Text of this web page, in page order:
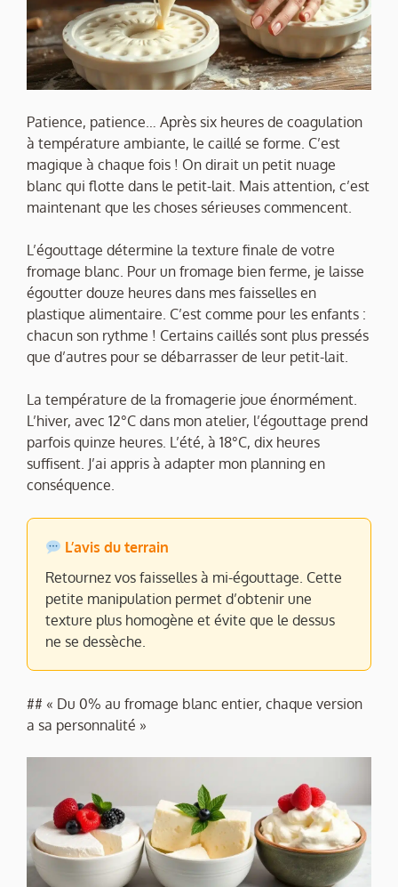
Patience, patience… Après six heures de coagulation
à température ambiante, le caillé se forme. C’est
magique à chaque fois ! On dirait un petit nuage
blanc qui flotte dans le petit-lait. Mais attention, c’est
maintenant que les choses sérieuses commencent.
L’égouttage détermine la texture finale de votre
fromage blanc. Pour un fromage bien ferme, je laisse
égoutter douze heures dans mes faisselles en
plastique alimentaire. C’est comme pour les enfants :
chacun son rythme ! Certains caillés sont plus pressés
que d’autres pour se débarrasser de leur petit-lait.
La température de la fromagerie joue énormément.
L’hiver, avec 12°C dans mon atelier, l’égouttage prend
parfois quinze heures. L’été, à 18°C, dix heures
suffisent. J’ai appris à adapter mon planning en
conséquence.
L’avis du terrain
Retournez vos faisselles à mi-égouttage. Cette
petite manipulation permet d’obtenir une
texture plus homogène et évite que le dessus
ne se dessèche.
## « Du 0% au fromage blanc entier, chaque version
a sa personnalité »